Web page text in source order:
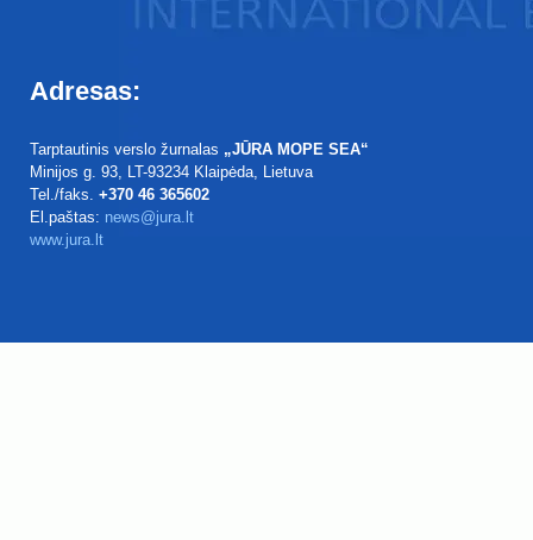
Adresas:
Tarptautinis verslo žurnalas „JŪRA MOPE SEA“
Minijos g. 93, LT-93234 Klaipėda, Lietuva
Tel./faks. +370 46 365602
El.paštas: news@jura.lt
www.jura.lt